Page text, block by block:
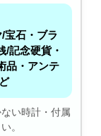
宝石・ブラ
/記念硬貨・
品・アンテ
い時計・付属
。